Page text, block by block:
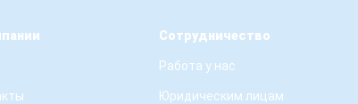
Сотрудничество
Работа у нас
Юридическим лицам